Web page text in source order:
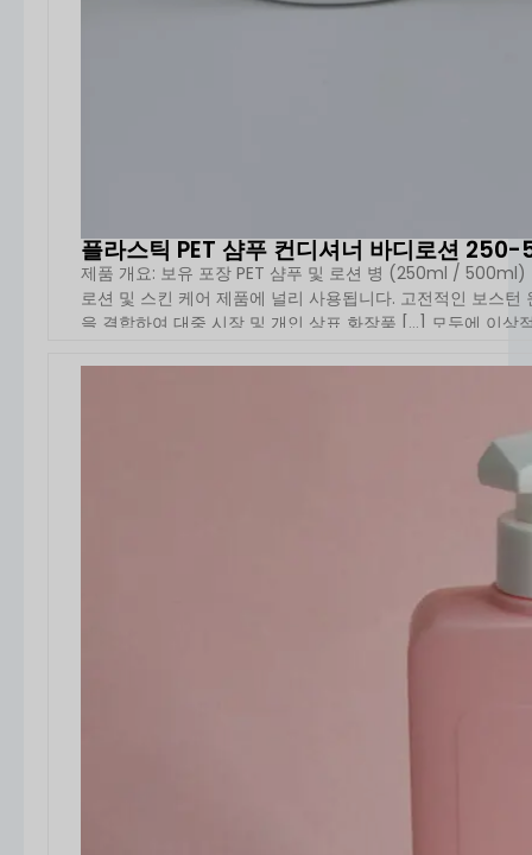
플라스틱 PET 샴푸 컨디셔너 바디로션
제품 개요: 보유 포장 PET 샴푸 및 로션 병 (250ml / 500ml)
로션 및 스킨 케어 제품에 널리 사용됩니다. 고전적인 보스
을 결합하여 대중 시장 및 개인 상표 화장품 [...] 모두에 이상